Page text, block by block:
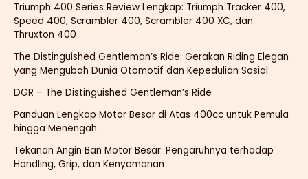
Triumph 400 Series Review Lengkap: Triumph Tracker 400,
Speed 400, Scrambler 400, Scrambler 400 XC, dan
Thruxton 400
The Distinguished Gentleman’s Ride: Gerakan Riding Elegan
yang Mengubah Dunia Otomotif dan Kepedulian Sosial
DGR – The Distinguished Gentleman’s Ride
Panduan Lengkap Motor Besar di Atas 400cc untuk Pemula
hingga Menengah
Tekanan Angin Ban Motor Besar: Pengaruhnya terhadap
Handling, Grip, dan Kenyamanan